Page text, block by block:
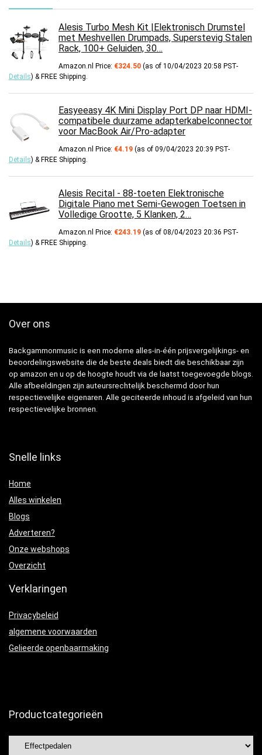
Alesis Turbo Mesh Kit |Elektronisch Drumstel
met Meshvellen Drumpads, Superstevig Stalen
Rack, 100+ Geluiden, 30…
Amazon.nl Price: €324.50 (as of 10/04/2023 20:58 PST-
Details) & FREE Shipping
Easyeeasy 4K Mini Display Port DP naar HDMI-
compatibele duurzame adapterkabelconnector
voor MacBook Air/Pro-adapter
Amazon.nl Price: €4.19 (as of 09/04/2023 20:39 PST-
Details) & FREE Shipping
Alesis Recital - 88-toeten Elektronische
Digitale Piano met Semi-Gewogen Toetsen in
Volledige Grootte, 5 Klanken, 2…
Amazon.nl Price: €243.19 (as of 08/04/2023 20:36 PST-
Details) & FREE Shipping
Over ons
Backgammonmusic is een moderne alles-in-één prijsvergelijkings- en
beoordelingswebsite die de beste deals biedt die beschikbaar zijn
op amazon en u op de hoogte houdt via de laatst toegevoegde blogs.
Alle afbeeldingen zijn auteursrechtelijk beschermd door hun
respectievelijke eigenaren. Alle geciteerde inhoud is afgeleid van hun
respectievelijke bronnen.
Snelle links
Home
Alles winkelen
Blogs
Adverteren?
Onze webshops
Overzicht
Verklaringen
Privacybeleid
algemene voorwaarden
Gelieerde openbaarmaking
Productcategorieën